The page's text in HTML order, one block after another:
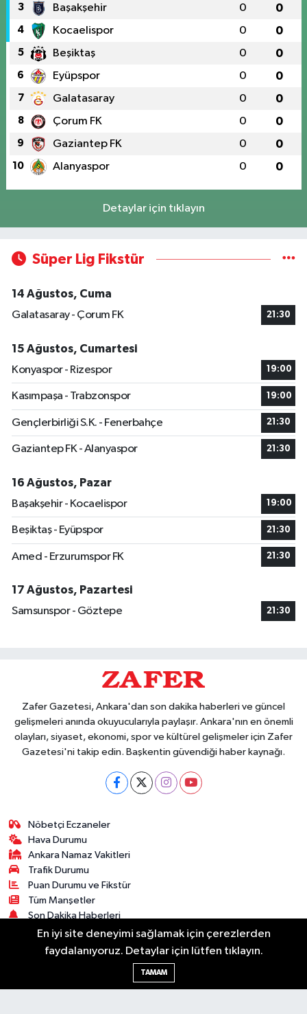
3 Başakşehir 0 0
4 Kocaelispor 0 0
5 Beşiktaş 0 0
6 Eyüpspor 0 0
7 Galatasaray 0 0
8 Çorum FK 0 0
9 Gaziantep FK 0 0
10 Alanyaspor 0 0
Detaylar için tıklayın
Süper Lig Fikstür
14 Ağustos, Cuma
Galatasaray - Çorum FK
21:30
15 Ağustos, Cumartesi
Konyaspor - Rizespor
19:00
Kasımpaşa - Trabzonspor 19:00
Gençlerbirliği S.K. - Fenerbahçe 21:30
Gaziantep FK - Alanyaspor 21:30
16 Ağustos, Pazar
Başakşehir - Kocaelispor
19:00
Beşiktaş - Eyüpspor 21:30
Amed - Erzurumspor FK 21:30
17 Ağustos, Pazartesi
Samsunspor - Göztepe
21:30
Zafer Gazetesi, Ankara'dan son dakika haberleri ve güncel
gelişmeleri anında okuyucularıyla paylaşır. Ankara'nın en önemli
olayları, siyaset, ekonomi, spor ve kültürel gelişmeler için Zafer
Gazetesi'ni takip edin. Başkentin güvendiği haber kaynağı.
Nöbetçi Eczaneler
Hava Durumu
Ankara Namaz Vakitleri
Trafik Durumu
Puan Durumu ve Fikstür
Tüm Manşetler
Son Dakika Haberleri
Haber Arşivi
Künye
Bilim & Teknoloji
En iyi site deneyimi sağlamak için çerezlerden
faydalanıyoruz. Detaylar için lütfen tıklayın.
TAMAM